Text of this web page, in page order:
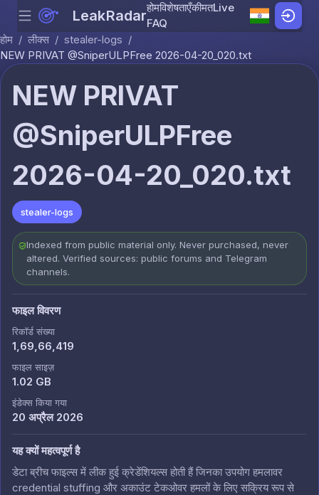
Skip to content
Menu LeakRadarहोमविशेषताएँकीमतLive
FAQ
होम / लीक्स / stealer-logs /
NEW PRIVAT @SniperULPFree 2026-04-20_020.txt
NEW PRIVAT
@SniperULPFree
2026-04-20_020.txt
stealer-logs
Indexed from public material only. Never purchased, never
altered. Verified sources: public forums and Telegram
channels.
फाइल विवरण
रिकॉर्ड संख्या
1,69,66,419
फाइल साइज़
1.02 GB
इंडेक्स किया गया
20 अप्रैल 2026
यह क्यों महत्वपूर्ण है
डेटा ब्रीच फाइल्स में लीक हुई क्रेडेंशियल्स होती हैं जिनका उपयोग हमलावर
credential stuffing और अकाउंट टेकओवर हमलों के लिए सक्रिय रूप से